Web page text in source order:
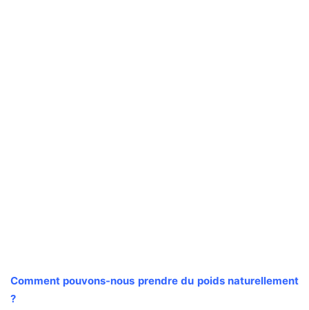
Comment pouvons-nous prendre du poids naturellement
?